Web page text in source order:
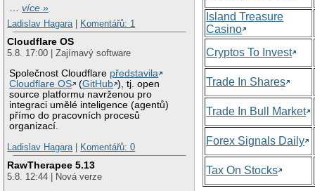
…více »
Ladislav Hagara
Komentářů: 1
Cloudflare OS
5.8. 17:00 | Zajímavý software
Společnost Cloudflare představila
Cloudflare OS
(GitHub ), tj. open
source platformu navrženou pro
integraci umělé inteligence (agentů)
přímo do pracovních procesů
organizací.
Ladislav Hagara
Komentářů: 0
RawTherapee 5.13
5.8. 12:44 | Nová verze
Island Treasure
Casino
Cryptos To Invest
Trade In Shares
Trade In Bull Market
Forex Signals Daily
Tax On Stocks